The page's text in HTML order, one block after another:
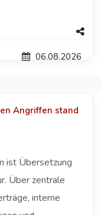
06.08.2026
Angriffen stand
ist Übersetzung
Über zentrale
interne